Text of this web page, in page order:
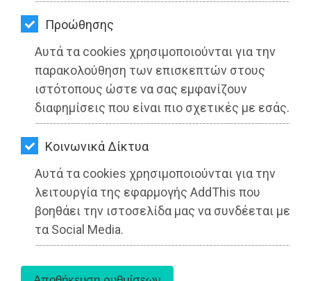
Προώθησης
Αυτά τα cookies χρησιμοποιούνται για την
παρακολούθηση των επισκεπτών στους
ιστότοπους ώστε να σας εμφανίζουν
διαφημίσεις που είναι πιο σχετικές με εσάς.
Kοινωνικά Δίκτυα
Αυτά τα cookies χρησιμοποιούνται για την
λειτουργία της εφαρμογής AddThis που
βοηθάει την ιστοσελίδα μας να συνδέεται με
τα Social Media.
ΚΑΤΟΙΚΙΔΙΟ
ΑΓΓΕΛΙΕΣ
ΕΦΗΜΕΡΙΔΕΣ
OΔΗΓΟΣ
ΑΓΟΡΑΣ
ΨΙΘΥΡΟΙ
ΑΠΟΣΤΟΛΗ
ΑΡΘΡΩΝ
27-05-2025
Από τo Dimotisnews
aboutus